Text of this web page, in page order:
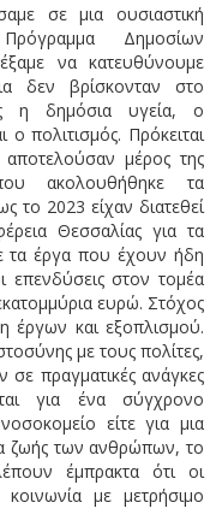
σε μια ουσιαστική
Δημοσίων
να κατευθύνουμε
δεν βρίσκονταν στο
η δημόσια υγεία, ο
ο πολιτισμός. Πρόκειται
μέρος της
ακολουθήθηκε τα
το 2023 είχαν διατεθεί
Θεσσαλίας για τα
τα έργα που έχουν ήδη
επενδύσεις στον τομέα
ευρώ. Στόχος
έργων και εξοπλισμού.
με τους πολίτες,
πραγματικές ανάγκες
για ένα σύγχρονο
είτε για μια
ζωής των ανθρώπων, το
έμπρακτα ότι οι
με μετρήσιμο